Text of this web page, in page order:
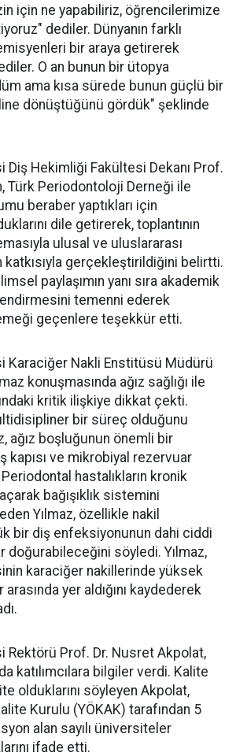
için ne yapabiliriz, öğrencilerimize
dediler. Dünyanın farklı
bir araya getirerek
O an bunun bir ütopya
ama kısa sürede bunun güçlü bir
dönüştüğünü gördük" şeklinde
Diş Hekimliği Fakültesi Dekanı Prof.
Türk Periodontoloji Derneği ile
beraber yaptıkları için
dile getirerek, toplantının
ulusal ve uluslararası
gerçekleştirildiğini belirtti.
paylaşımın yanı sıra akademik
temenni ederek
geçenlere teşekkür etti.
Karaciğer Nakli Enstitüsü Müdürü
konuşmasında ağız sağlığı ile
kritik ilişkiye dikkat çekti.
bir süreç olduğunu
ağız boşluğunun önemli bir
kapısı ve mikrobiyal rezervuar
hastalıkların kronik
bağışıklık sistemini
Yılmaz, özellikle nakil
bir diş enfeksiyonunun dahi ciddi
doğurabileceğini söyledi. Yılmaz,
karaciğer nakillerinde yüksek
yer aldığını kaydederek
Rektörü Prof. Dr. Nusret Akpolat,
katılımcılara bilgiler verdi. Kalite
olduklarını söyleyen Akpolat,
Kurulu (YÖKAK) tarafından 5
alan sayılı üniversiteler
ifade etti.